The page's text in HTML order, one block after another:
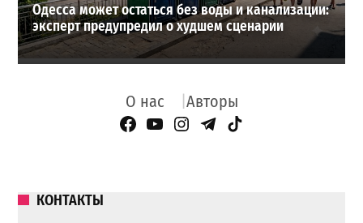
Одесса может остаться без воды и канализации:
эксперт предупредил о худшем сценарии
О нас Авторы
Facebook Page
YouTube
Instagram
Telegram
TikTok
КОНТАКТЫ